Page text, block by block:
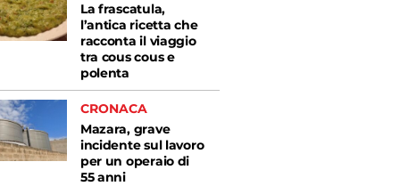
La frascatula,
l’antica ricetta che
racconta il viaggio
tra cous cous e
polenta
CRONACA
Mazara, grave
incidente sul lavoro
per un operaio di
55 anni